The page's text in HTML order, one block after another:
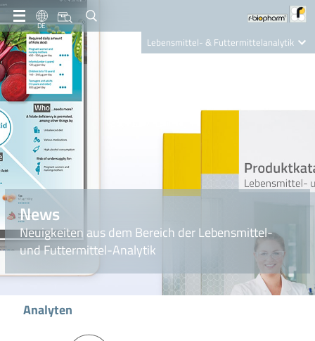
DE
Lebensmittel- & Futtermittelanalytik
Nutrition Care
News
Neuigkeiten aus dem Bereich der Lebensmittel-
und Futtermittel-Analytik
Analyten